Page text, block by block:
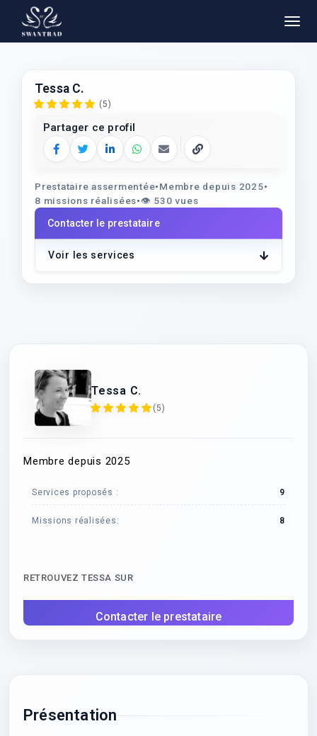
Tessa C.
(5)
Partager ce profil
Facebook
TwitterLinkedInWhatsApp
E‑mailCopier le lien
Prestataire assermentée•Membre depuis 2025•
8 missions réalisées•👁️ 530 vues
Contacter le prestataire
Voir les services
Tessa C.
(5)
Membre depuis 2025
Services proposés : 9
Missions réalisées: 8
RETROUVEZ TESSA SUR
Contacter le prestataire
Présentation